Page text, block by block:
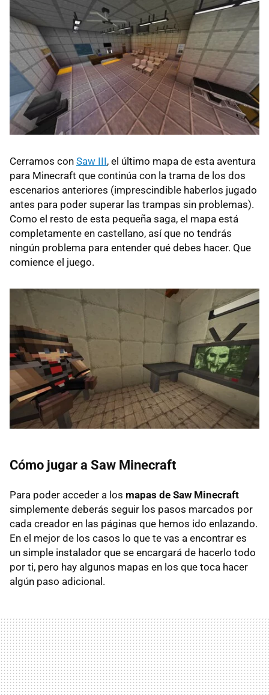
Cerramos con Saw III, el último mapa de esta aventura
para Minecraft que continúa con la trama de los dos
escenarios anteriores (imprescindible haberlos jugado
antes para poder superar las trampas sin problemas).
Como el resto de esta pequeña saga, el mapa está
completamente en castellano, así que no tendrás
ningún problema para entender qué debes hacer. Que
comience el juego.
Cómo jugar a Saw Minecraft
Para poder acceder a los mapas de Saw Minecraft
simplemente deberás seguir los pasos marcados por
cada creador en las páginas que hemos ido enlazando.
En el mejor de los casos lo que te vas a encontrar es
un simple instalador que se encargará de hacerlo todo
por ti, pero hay algunos mapas en los que toca hacer
algún paso adicional.